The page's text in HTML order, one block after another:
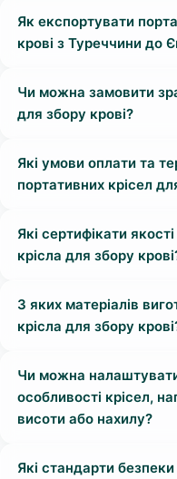
Як експортувати
крові з Туреччини до
Чи можна замовити
для збору крові?
Які умови оплати та
портативних крісел
Які сертифікати
крісла для збору
З яких матеріалів
крісла для збору
Чи можна
особливості крісел,
висоти або нахилу?
Які стандарти